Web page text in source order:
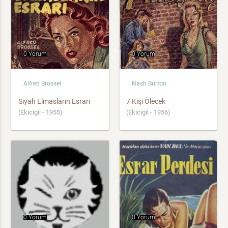
0 Yorum
Alfred Brossel
Siyah Elmasların Esrarı
(Ekicigil - 1955)
0 Yorum
Nash Burton
7 Kişi Ölecek
(Ekicigil - 1956)
0 Yorum 0 Yorum